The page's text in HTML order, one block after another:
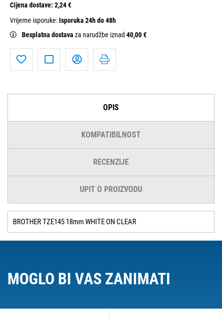
Cijena dostave: 2,24 €
Vrijeme isporuke:Isporuka 24h do 48h
Besplatna dostava za narudžbe iznad 40,00 €
OPIS
KOMPATIBILNOST
RECENZIJE
UPIT O PROIZVODU
BROTHER TZE145 18mm WHITE ON CLEAR
MOGLO BI VAS ZANIMATI